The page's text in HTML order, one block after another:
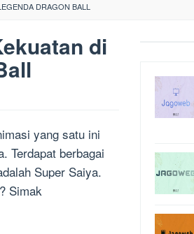
DRAGON BALL
di
yang satu ini
Terdapat berbagai
Super Saiya.
Simak